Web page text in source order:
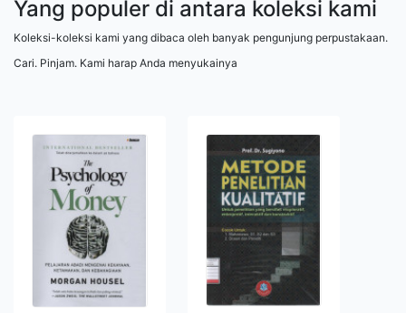
Yang populer di antara koleksi kami
Koleksi-koleksi kami yang dibaca oleh banyak pengunjung perpustakaan.
Cari. Pinjam. Kami harap Anda menyukainya